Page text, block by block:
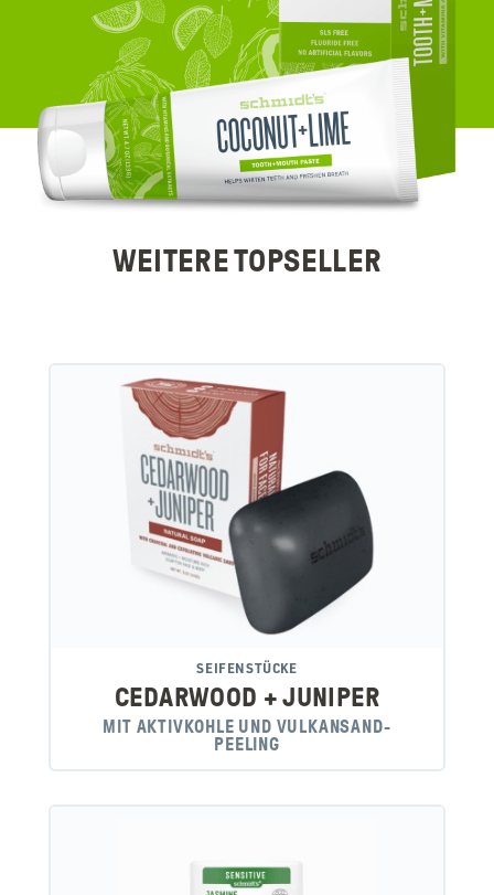
WEITERE TOPSELLER
SEIFENSTÜCKE
CEDARWOOD + JUNIPER
MIT AKTIVKOHLE UND VULKANSAND-
PEELING